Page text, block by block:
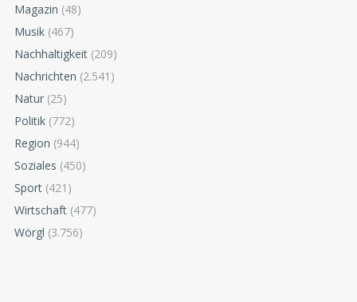
Magazin (48)
Musik (467)
Nachhaltigkeit (209)
Nachrichten (2.541)
Natur (25)
Politik (772)
Region (944)
Soziales (450)
Sport (421)
Wirtschaft (477)
Wörgl (3.756)